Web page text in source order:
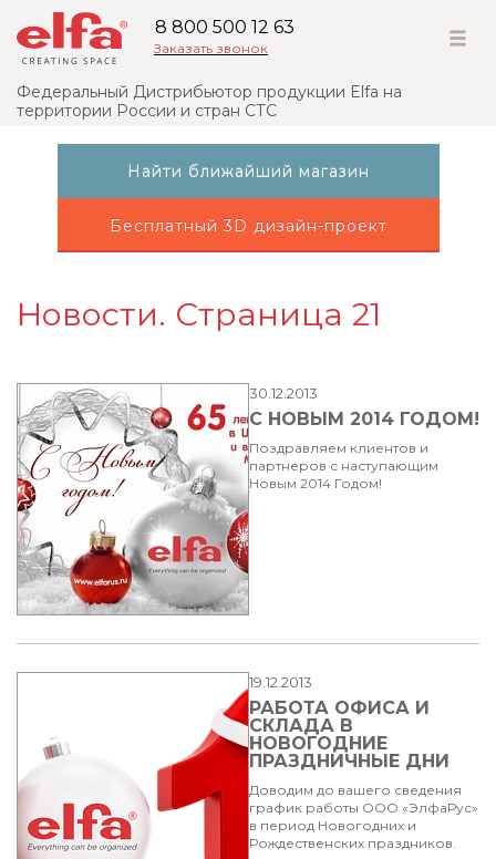
8 800 500 12 63
Заказать звонок
Федеральный Дистрибьютор продукции Elfa на
территории России и стран СТС
Найти ближайший магазин
Бесплатный 3D дизайн-проект
Новости. Страница 21
30.12.2013
С НОВЫМ 2014 ГОДОМ!
Поздравляем клиентов и
партнеров с наступающим
Новым 2014 Годом!
19.12.2013
РАБОТА ОФИСА И
СКЛАДА В
НОВОГОДНИЕ
ПРАЗДНИЧНЫЕ ДНИ
Доводим до вашего сведения
график работы ООО «ЭлфаРус»
в период Новогодних и
Рождественских праздников.